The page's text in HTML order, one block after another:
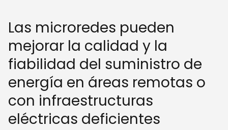
Las microredes pueden
mejorar la calidad y la
fiabilidad del suministro de
energía en áreas remotas o
con infraestructuras
eléctricas deficientes